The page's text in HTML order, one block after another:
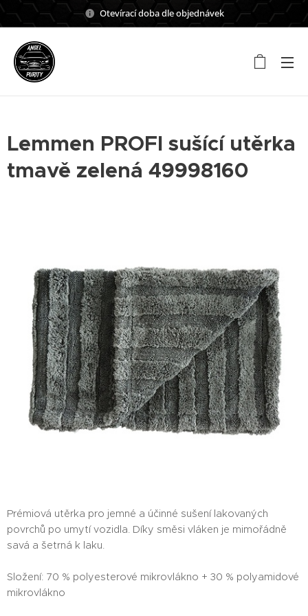
Otevírací doba dle objednávek
Lemmen PROFI sušící utěrka
tmavě zelená 49998160
Prémiová utěrka pro jemné a účinné sušení lakovaných
povrchů po umytí vozidla. Díky směsi vláken je mimořádně
savá a šetrná k laku.
Složení: 70 % polyesterové mikrovlákno + 30 % polyamidové
mikrovlákno